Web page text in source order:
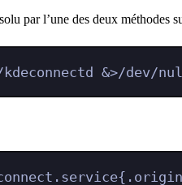
par l’une des deux méthodes
&>/dev/